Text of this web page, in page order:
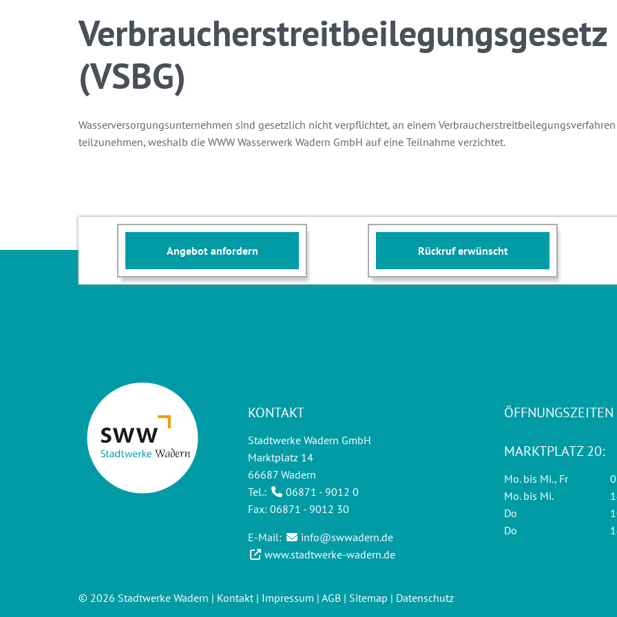
Verbraucherstreitbeilegungsgesetz
(VSBG)
Wasserversorgungsunternehmen sind gesetzlich nicht verpflichtet, an einem Verbraucherstreitbeilegungsverfahren
teilzunehmen, weshalb die WWW Wasserwerk Wadern GmbH auf eine Teilnahme verzichtet.
Angebot anfordern Rückruf erwünscht
KONTAKT
Stadtwerke Wadern GmbH
Marktplatz 14
66687 Wadern
Tel.:
06871 - 9012 0
Fax: 06871 - 9012 30
E-Mail:
info@swwadern.de
www.stadtwerke-wadern.de
MARKTPLATZ 20:
Mo. bis Mi., Fr
Mo. bis Mi.
Do
Do
© 2026 Stadtwerke Wadern | Kontakt | Impressum | AGB | Sitemap | Datenschutz